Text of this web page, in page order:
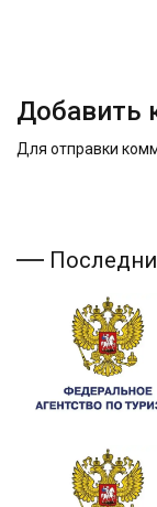
Добавить
Для отправки